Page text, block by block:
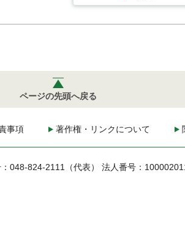
ページの先頭へ戻る
事項 著作権・リンクについて
048-824-2111（代表） 法人番号：